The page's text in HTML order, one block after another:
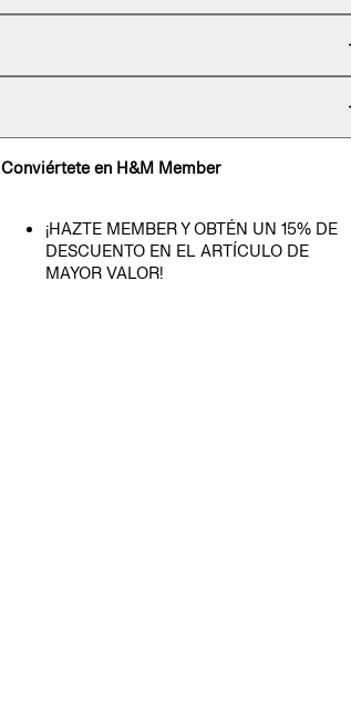
Conviértete en H&M Member
¡HAZTE MEMBER Y OBTÉN UN 15% DE
DESCUENTO EN EL ARTÍCULO DE
MAYOR VALOR!